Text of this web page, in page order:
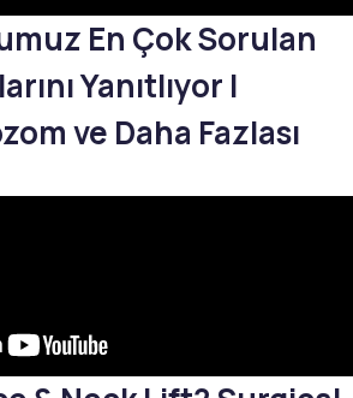
En Çok Sorulan
Yanıtlıyor |
ve Daha Fazlası